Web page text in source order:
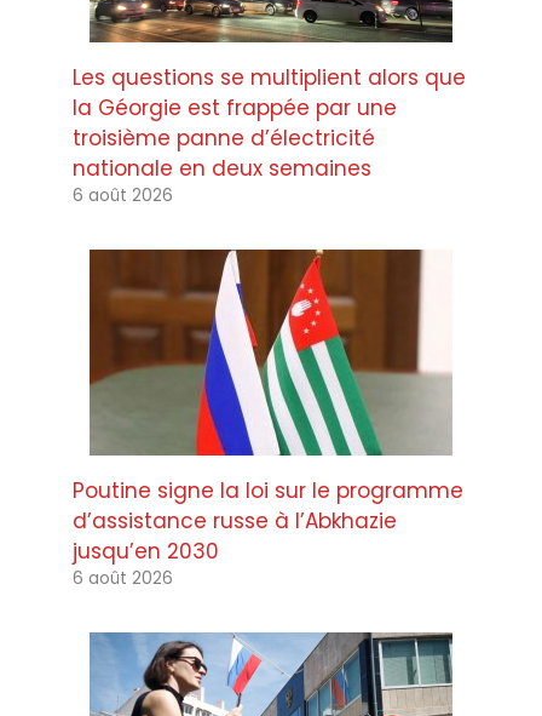
Les questions se multiplient alors que
la Géorgie est frappée par une
troisième panne d’électricité
nationale en deux semaines
6 août 2026
Poutine signe la loi sur le programme
d’assistance russe à l’Abkhazie
jusqu’en 2030
6 août 2026